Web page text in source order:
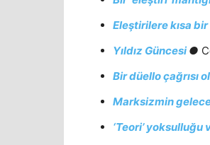
Eleştirilere kısa
Yıldız Güncesi●
Bir düello çağrısı
Marksizmin
‘Teori’ yoksulluğu